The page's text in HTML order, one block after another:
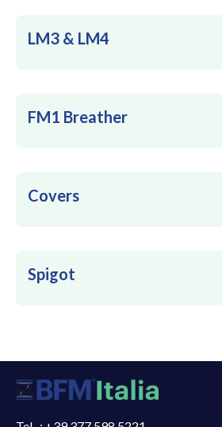
LM3 & LM4
FM1 Breather
Covers
Spigot